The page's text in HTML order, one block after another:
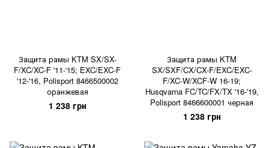
Защита рамы KTM SX/SX-
F/XC/XC-F '11-'15; EXC/EXC-F
'12-'16, Polisport 8466500002
оранжевая
1 238 грн
Защита рамы KTM
SX/SXF/CX/CX-F/EXC/EXC-
F/XC-W/XCF-W 16-19;
Husqvarna FC/TC/FX/TX '16-'19,
Polisport 8466600001 черная
1 238 грн